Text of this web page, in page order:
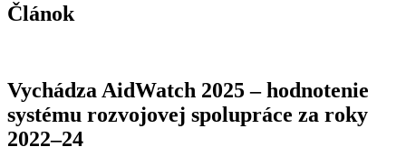
Článok
Vychádza AidWatch 2025 – hodnotenie
systému rozvojovej spolupráce za roky
2022–24